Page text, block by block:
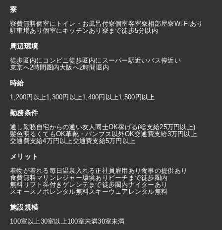
寮
寮費無料個室にトイレ・お風呂付寮個室客室寮相部屋寮Wi-Fiあり
駐車場あり個室にキッチンあり 寮まで徒歩5分以内
周辺環境
徒歩圏内にコンビニ徒歩圏内にスーパー駅近いバス停近い
東京へ2時間圏内大阪へ2時間圏内
時給
1,200円以上1,300円以上1,400円以上1,500円以上
勤務条件
通し勤務自宅からの通い友人同士OK稼げる(総支給25万円以上)
髪色明るくてもOK革靴・パンプス以外OK交通費支給3万円以上
交通費支給4万円以上交通費支給5万円以上
メリット
着物が着れる毎日温泉入れる正社員雇用あり食事の提供あり
食費無料マリンレジャー環境あり ビーチまで徒歩圏内
無料リフト券付きゲレンデまで徒歩圏内ナイターあり
スキースノボレンタル無料スキーウェアレンタル無料
施設規模
100室以上30室以上100室未満30室未満